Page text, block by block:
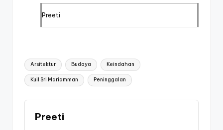
Preeti
Tags:
Arsitektur Budaya Keindahan
Kuil Sri Mariamman Peninggalan
Preeti